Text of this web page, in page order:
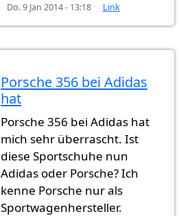
Do. 9 Jan 2014 - 13:18 Link
Porsche 356 bei Adidas
hat
Porsche 356 bei Adidas hat
mich sehr überrascht. Ist
diese Sportschuhe nun
Adidas oder Porsche? Ich
kenne Porsche nur als
Sportwagenhersteller.